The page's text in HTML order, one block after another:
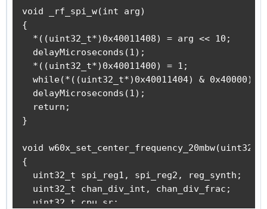
void _rf_spi_w(int arg)
{
  *((uint32_t*)0x40011408) = arg << 10;
  delayMicroseconds(1);
  *((uint32_t*)0x40011400) = 1;
  while(*((uint32_t*)0x40011404) & 0x40000);
  delayMicroseconds(1);
  return;
}
void
{
  uint32_t spi_reg1, spi_reg2, reg_synth;
  uint32_t chan_div_int, chan_div_frac;
  uint32_t cpu_sr;